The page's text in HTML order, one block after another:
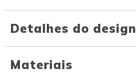
Detalhes do design
Materiais